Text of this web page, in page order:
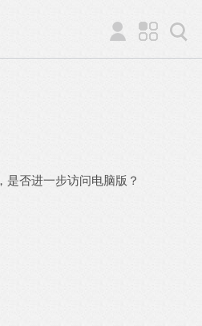
是否进一步访问电脑版？